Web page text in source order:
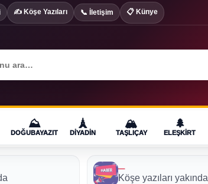
✍️ Köşe Yazıları 📞 İletişim 📋 Künye
⛰️
DOĞUBAYAZIT
🗼
DIYADIN
🏔️
TAŞLIÇAY
🌲
ELEŞKIRT
—
Köşe yazıları yakında